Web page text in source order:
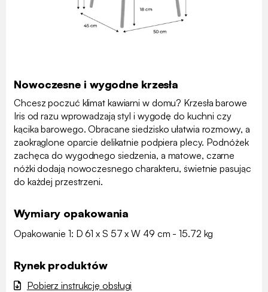
Nowoczesne i wygodne krzesła
Chcesz poczuć klimat kawiarni w domu? Krzesła barowe
Iris od razu wprowadzają styl i wygodę do kuchni czy
kącika barowego. Obracane siedzisko ułatwia rozmowy, a
zaokrąglone oparcie delikatnie podpiera plecy. Podnóżek
zachęca do wygodnego siedzenia, a matowe, czarne
nóżki dodają nowoczesnego charakteru, świetnie pasując
do każdej przestrzeni.
Wymiary opakowania
Opakowanie 1: D 61 x S 57 x W 49 cm - 15.72 kg
Rynek produktów
Pobierz instrukcję obsługi